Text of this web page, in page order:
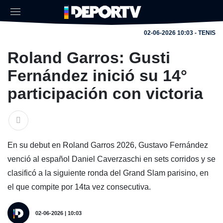
02-06-2026 10:03 - TENIS
Roland Garros: Gusti
Fernández inició su 14°
participación con victoria
En su debut en Roland Garros 2026, Gustavo Fernández
venció al español Daniel Caverzaschi en sets corridos y se
clasificó a la siguiente ronda del Grand Slam parisino, en
el que compite por 14ta vez consecutiva.
02-06-2026 | 10:03